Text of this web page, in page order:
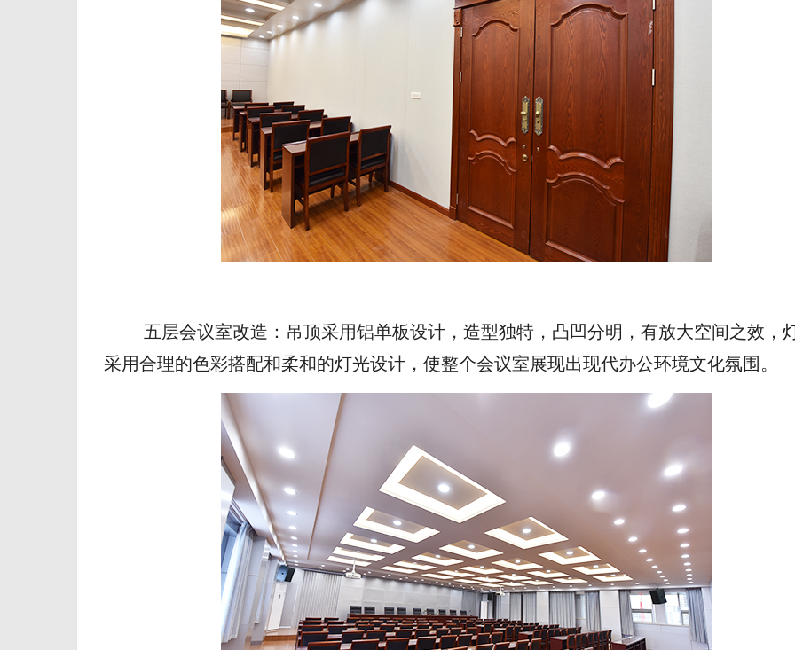
五层会议室改造：吊顶采用铝单板设计，造型独特，凸凹分明，有放大空间之效，
采用合理的色彩搭配和柔和的灯光设计，使整个会议室展现出现代办公环境文化氛围。